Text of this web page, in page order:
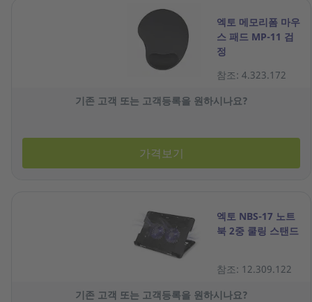
엑토 메모리폼 마우
스 패드 MP-11 검
정
참조: 4.323.172
기존 고객 또는 고객등록을 원하시나요?
가격보기
엑토 NBS-17 노트
북 2중 쿨링 스탠드
참조: 12.309.122
기존 고객 또는 고객등록을 원하시나요?